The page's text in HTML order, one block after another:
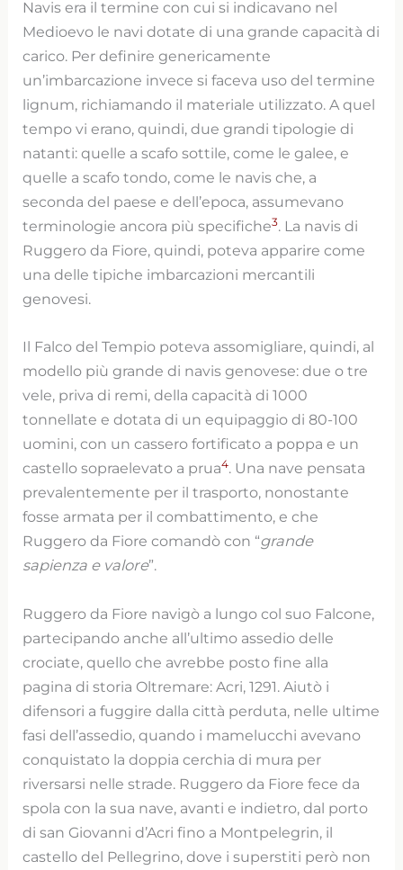
Navis era il termine con cui si indicavano nel
Medioevo le navi dotate di una grande capacità di
carico. Per definire genericamente
un’imbarcazione invece si faceva uso del termine
lignum, richiamando il materiale utilizzato. A quel
tempo vi erano, quindi, due grandi tipologie di
natanti: quelle a scafo sottile, come le galee, e
quelle a scafo tondo, come le navis che, a
seconda del paese e dell’epoca, assumevano
terminologie ancora più specifiche3. La navis di
Ruggero da Fiore, quindi, poteva apparire come
una delle tipiche imbarcazioni mercantili
genovesi.
Il Falco del Tempio poteva assomigliare, quindi, al
modello più grande di navis genovese: due o tre
vele, priva di remi, della capacità di 1000
tonnellate e dotata di un equipaggio di 80-100
uomini, con un cassero fortificato a poppa e un
castello sopraelevato a prua4. Una nave pensata
prevalentemente per il trasporto, nonostante
fosse armata per il combattimento, e che
Ruggero da Fiore comandò con “grande
sapienza e valore”.
Ruggero da Fiore navigò a lungo col suo Falcone,
partecipando anche all’ultimo assedio delle
crociate, quello che avrebbe posto fine alla
pagina di storia Oltremare: Acri, 1291. Aiutò i
difensori a fuggire dalla città perduta, nelle ultime
fasi dell’assedio, quando i mamelucchi avevano
conquistato la doppia cerchia di mura per
riversarsi nelle strade. Ruggero da Fiore fece da
spola con la sua nave, avanti e indietro, dal porto
di san Giovanni d’Acri fino a Montpelegrin, il
castello del Pellegrino, dove i superstiti però non